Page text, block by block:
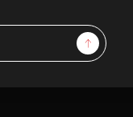
Sign Up